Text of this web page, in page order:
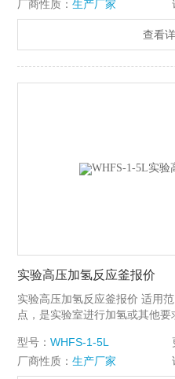
厂商性质：生产厂家
查看
实验高压加氢反应釜报价
实验高压加氢反应釜报价 适用
点，是实验室进行加氢或其他
料，适用于各种物料在不同的
型号：WHFS-1-5L
厂商性质：生产厂家